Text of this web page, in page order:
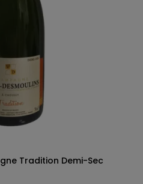
Tradition Demi-Sec